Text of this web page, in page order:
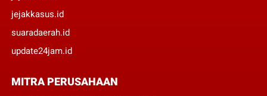
jejakkasus.id
suaradaerah.id
update24jam.id
MITRA PERUSAHAAN